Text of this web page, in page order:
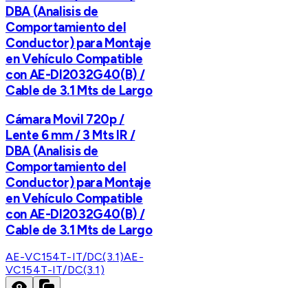
DBA (Analisis de
Comportamiento del
Conductor) para Montaje
en Vehículo Compatible
con AE-DI2032G40(B) /
Cable de 3.1 Mts de Largo
Cámara Movil 720p /
Lente 6 mm / 3 Mts IR /
DBA (Analisis de
Comportamiento del
Conductor) para Montaje
en Vehículo Compatible
con AE-DI2032G40(B) /
Cable de 3.1 Mts de Largo
AE-VC154T-IT/DC(3.1)AE-
VC154T-IT/DC(3.1)